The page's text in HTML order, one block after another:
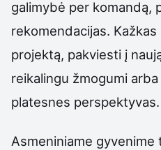
galimybė per komandą,
rekomendacijas.
projektą, pakviesti į
reikalingu žmogumi
platesnes perspektyvas.
Asmeniniame gyvenime